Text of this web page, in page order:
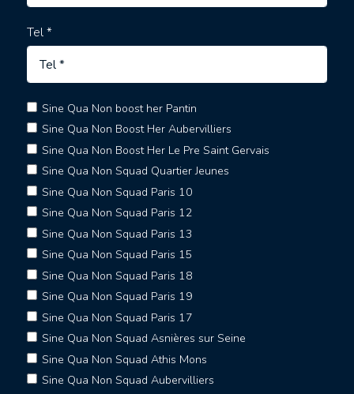
Tel *
Sine Qua Non boost her Pantin
Sine Qua Non Boost Her Aubervilliers
Sine Qua Non Boost Her Le Pre Saint Gervais
Sine Qua Non Squad Quartier Jeunes
Sine Qua Non Squad Paris 10
Sine Qua Non Squad Paris 12
Sine Qua Non Squad Paris 13
Sine Qua Non Squad Paris 15
Sine Qua Non Squad Paris 18
Sine Qua Non Squad Paris 19
Sine Qua Non Squad Paris 17
Sine Qua Non Squad Asnières sur Seine
Sine Qua Non Squad Athis Mons
Sine Qua Non Squad Aubervilliers